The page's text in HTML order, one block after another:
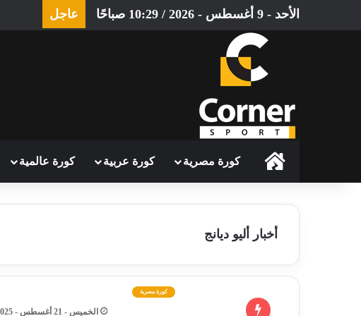
الأحد - 9 أغسطس - 2026 / 10:29 صباحًا عاجل
الرئيسيةكورة مصرية كورة عربية كورة عالمية
أخبار أليو ديانج
كورة مصرية
الخميس - 21 أغسطس - 2025 / 5:01 مساءً